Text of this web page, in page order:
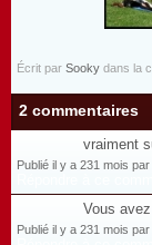
Écrit par Sooky dans la
2 commentaires
vraiment
Publié il y a 231 mois par
Vous
Publié il y a 231 mois par